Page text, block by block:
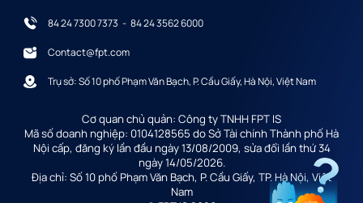
84 24 7300 7373 - 84 24 3562 6000
Contact@fpt.com
Trụ sở: Số 10 phố Phạm Văn Bạch, P. Cầu Giấy, Hà Nội, Việt Nam
Cơ quan chủ quản: Công ty TNHH FPT IS
Mã số doanh nghiệp: 0104128565 do Sở Tài chính Thành phố Hà
Nội cấp, đăng ký lần đầu ngày 13/08/2009, sửa đổi lần thứ 34
ngày 14/05/2026.
Địa chỉ: Số 10 phố Phạm Văn Bạch, P. Cầu Giấy, TP. Hà Nội, Việt
Nam